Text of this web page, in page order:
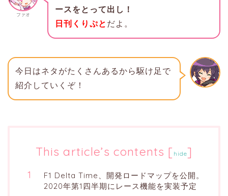
ファオ
ースをとって出し！
日刊くりぷと だよ。
今日はネタがたくさんあるから駆け足で
紹介していくぞ！
This article’s contents [ hide]
F1 Delta Time、開発ロードマップを公開。
2020年第1四半期にレース機能を実装予定